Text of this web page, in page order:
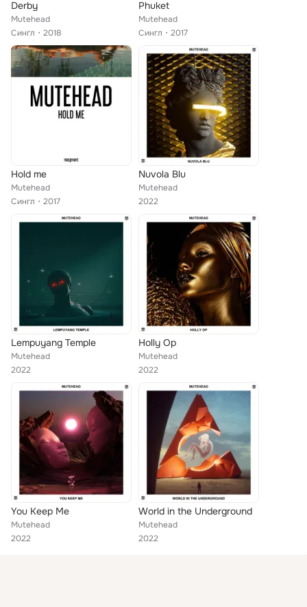
Derby
Mutehead
Сингл
2018
Phuket
Mutehead
Сингл
2017
Hold me
Mutehead
Сингл
2017
Nuvola Blu
Mutehead
2022
Lempuyang Temple
Mutehead
2022
Holly Op
Mutehead
2022
You Keep Me
Mutehead
2022
World in the Underground
Mutehead
2022